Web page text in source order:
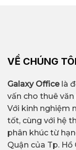
VỀ CHÚNG TÔI
Galaxy Officelà
vấn cho thuê
Với kinh nghiệm
tốt, cùng với hệ
phân khúc từ
Quận của Tp. Hồ